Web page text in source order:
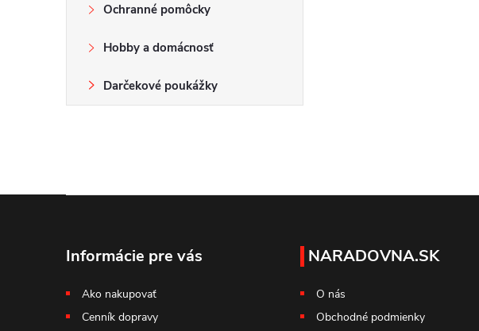
Ochranné pomôcky
Hobby a domácnosť
Darčekové poukážky
Informácie pre vás
Ako nakupovať
Cenník dopravy
NARADOVNA.SK
O nás
Obchodné podmienky